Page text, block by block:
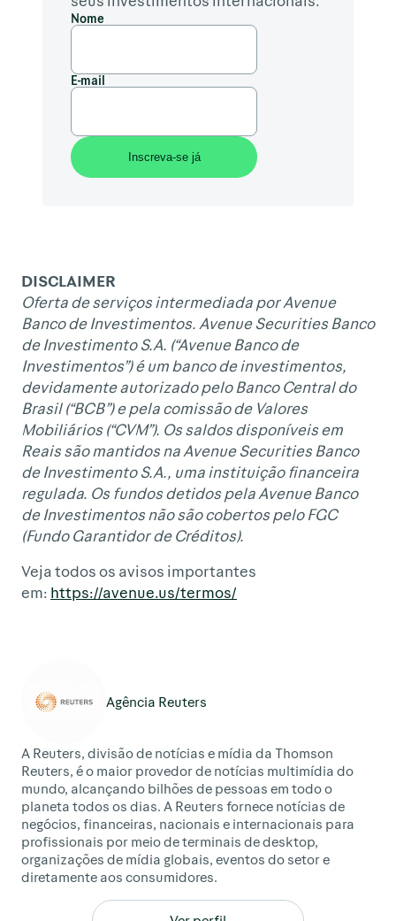
Nome
E-mail
DISCLAIMER
Oferta de serviços intermediada por Avenue
Banco de Investimentos. Avenue Securities Banco
de Investimento S.A. (“Avenue Banco de
Investimentos”) é um banco de investimentos,
devidamente autorizado pelo Banco Central do
Brasil (“BCB”) e pela comissão de Valores
Mobiliários (“CVM”). Os saldos disponíveis em
Reais são mantidos na Avenue Securities Banco
de Investimento S.A., uma instituição financeira
regulada. Os fundos detidos pela Avenue Banco
de Investimentos não são cobertos pelo FGC
(Fundo Garantidor de Créditos).
Veja todos os avisos importantes
em: https://avenue.us/termos/
Agência Reuters
A Reuters, divisão de notícias e mídia da Thomson
Reuters, é o maior provedor de notícias multimídia do
mundo, alcançando bilhões de pessoas em todo o
planeta todos os dias. A Reuters fornece notícias de
negócios, financeiras, nacionais e internacionais para
profissionais por meio de terminais de desktop,
organizações de mídia globais, eventos do setor e
diretamente aos consumidores.